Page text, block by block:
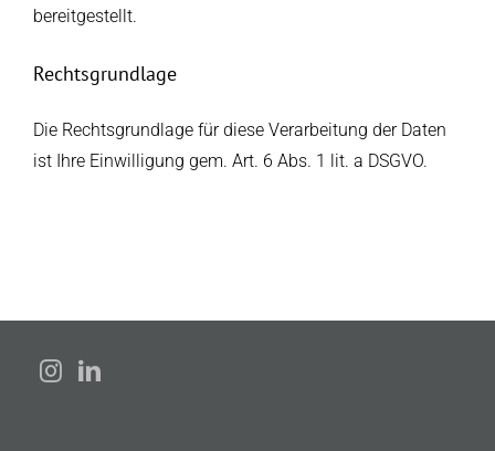
bereitgestellt.
Rechtsgrundlage
Die Rechtsgrundlage für diese Verarbeitung der Daten
ist Ihre Einwilligung gem. Art. 6 Abs. 1 lit. a DSGVO.